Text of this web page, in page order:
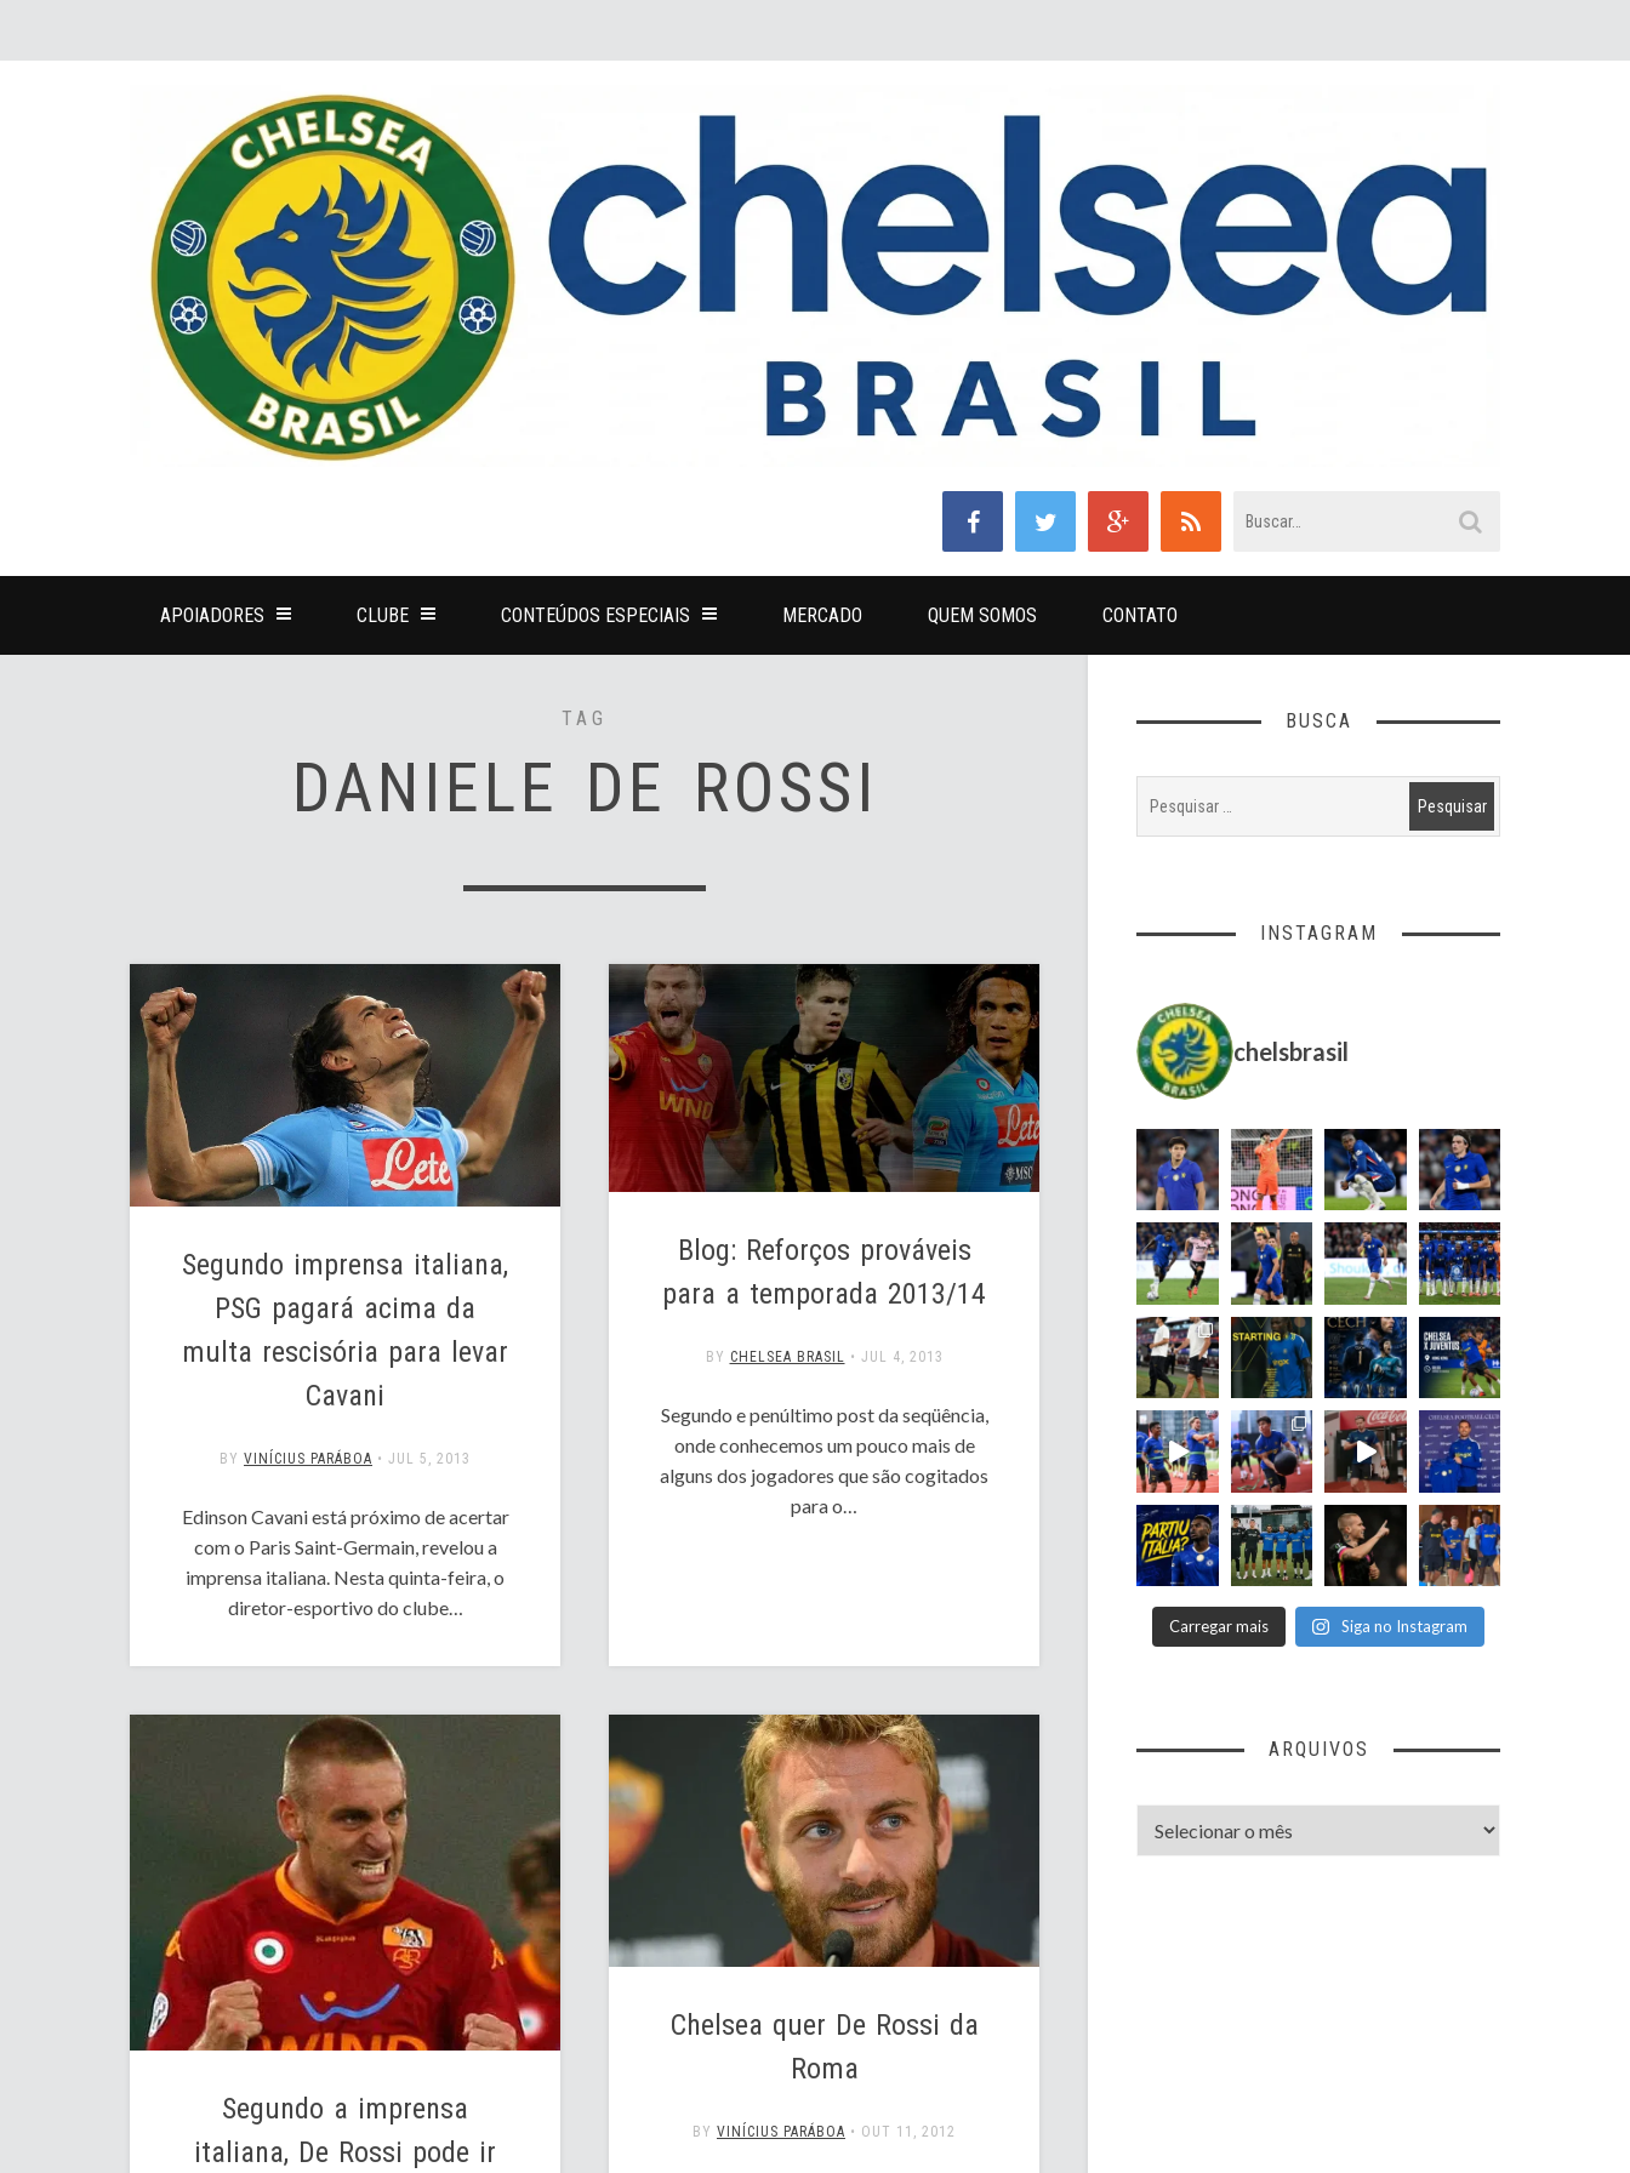
APOIADORES CLUBE CONTEÚDOS ESPECIAIS MERCADO QUEM SOMOS CONTATO
TAG
DANIELE DE ROSSI
Segundo imprensa italiana,
PSG pagará acima da
multa rescisória para levar
Cavani
BY VINÍCIUS PARÁBOA • JUL 5, 2013
Edinson Cavani está próximo de acertar
com o Paris Saint-Germain, revelou a
imprensa italiana. Nesta quinta-feira, o
diretor-esportivo do clube…
Blog: Reforços prováveis
para a temporada 2013/14
BY CHELSEA BRASIL • JUL 4, 2013
Segundo e penúltimo post da seqüência,
onde conhecemos um pouco mais de
alguns dos jogadores que são cogitados
para o…
Segundo a imprensa
italiana, De Rossi pode ir
Chelsea quer De Rossi da
Roma
BY VINÍCIUS PARÁBOA • OUT 11, 2012
BUSCA
INSTAGRAM
chelsbrasil
Carregar mais Siga no Instagram
ARQUIVOS